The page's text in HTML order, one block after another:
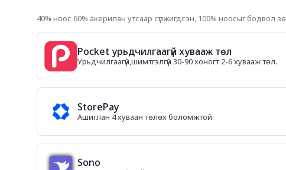
40% ноос 60% акерилан утсаар сүлжигдсэн, 100% ноосыг бодвол
Pocket урьдчилгаагүй хувааж төл
Урьдчилгаагүй,шимтгэлгүй 30-90 хоногт 2-6 хувааж төл.
StorePay
Ашиглан 4 хуваан төлөх боломжтой
Sono